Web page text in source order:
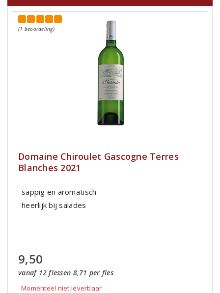
(1 beoordeling)
Domaine Chiroulet Gascogne Terres
Blanches 2021
sappig en aromatisch
heerlijk bij salades
9,50
vanaf 12 flessen 8,71 per fles
Momenteel niet leverbaar